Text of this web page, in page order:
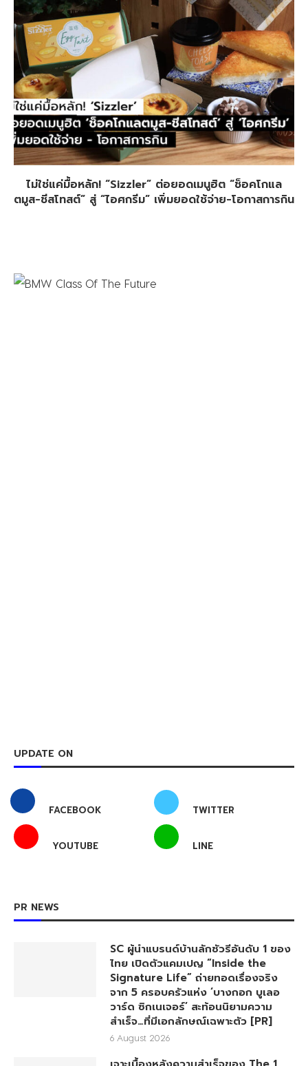
ไม่ใช่แค่มื้อหลัก! “Sizzler” ต่อยอดเมนูฮิต “ช็อคโกแล
ตมูส-ชีสโทสต์” สู่ “ไอศกรีม” เพิ่มยอดใช้จ่าย-โอกาสการกิน
UPDATE ON
FACEBOOK TWITTER
YOUTUBE LINE
PR NEWS
SC ผู้นำแบรนด์บ้านลักชัวรีอันดับ 1 ของ
ไทย เปิดตัวแคมเปญ “Inside the
Signature Life” ถ่ายทอดเรื่องจริง
จาก 5 ครอบครัวแห่ง ‘บางกอก บูเลอ
วาร์ด ซิกเนเจอร์’ สะท้อนนิยามความ
สำเร็จ…ที่มีเอกลักษณ์เฉพาะตัว [PR]
6 August 2026